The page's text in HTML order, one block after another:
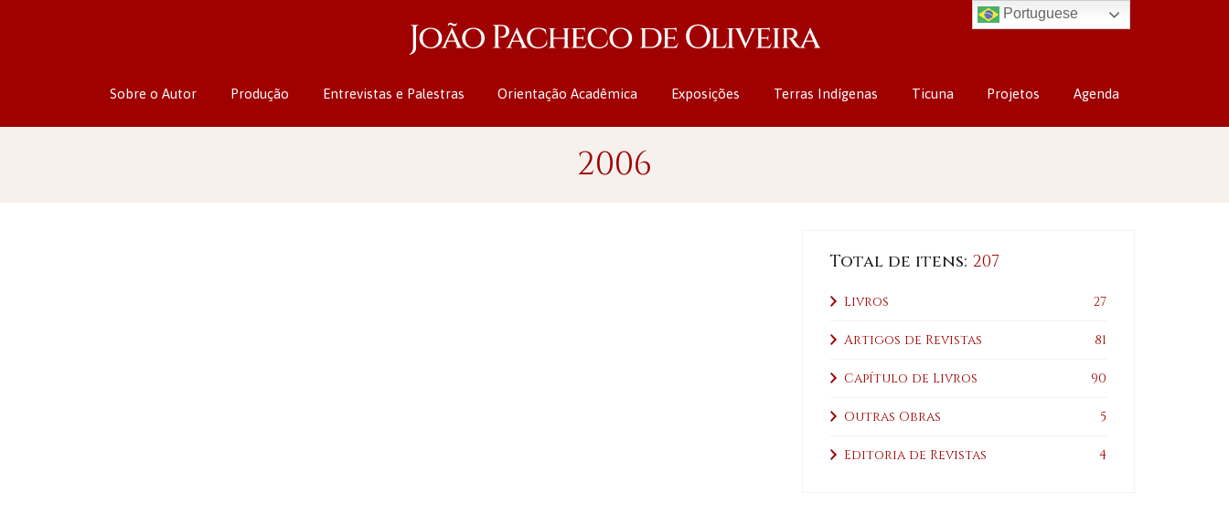
Sobre o Autor Produção Entrevistas e Palestras Orientação Acadêmica Exposições Terras Indígenas Ticuna Projetos Agenda
2006
Total de itens: 207
Livros 27
Artigos de Revistas 81
Capítulo de Livros 90
Outras Obras 5
Editoria de Revistas 4
Portuguese